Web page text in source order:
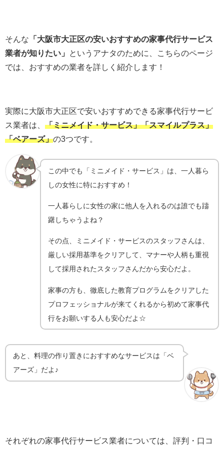
そんな 「大阪市大正区の安いおすすめの家事代行サービス
業者が知りたい」
というアナタのために、こちらのページ
では、おすすめの業者を詳しく紹介します！
実際に大阪市大正区で安いおすすめできる家事代行サービ
ス業者は、 「ミニメイド・サービス」「スマイルプラス」
「ベアーズ」の3つです。
この中でも「ミニメイド・サービス」は、一人暮ら
しの女性に特におすすめ！
一人暮らしに女性の家に他人を入れるのは誰でも躊
躇しちゃうよね？
その点、ミニメイド・サービスのスタッフさんは、
厳しい採用基準をクリアして、マナーや人柄も重視
して採用されたスタッフさんだから安心だよ。
家事の方も、徹底した教育プログラムをクリアした
プロフェッショナルが来てくれるから初めて家事代
行をお願いする人も安心だよ☆
あと、料理の作り置きにおすすめなサービスは「ベ
アーズ」だよ♪
それぞれの家事代行サービス業者については、評判・口コ